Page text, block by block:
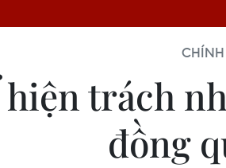
CHÍNH
trách
đồng